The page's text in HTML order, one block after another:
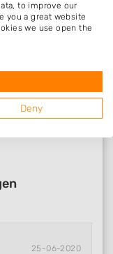
25-06-2020
to improve our
you a great website
we use open the
Deny